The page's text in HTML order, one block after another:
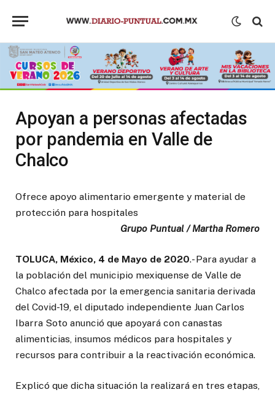
Apoyan a personas afectadas
por pandemia en Valle de
Chalco
Ofrece apoyo alimentario emergente y material de
protección para hospitales
Grupo Puntual / Martha Romero
TOLUCA, México, 4 de Mayo de 2020.- Para ayudar a
la población del municipio mexiquense de Valle de
Chalco afectada por la emergencia sanitaria derivada
del Covid-19, el diputado independiente Juan Carlos
Ibarra Soto anunció que apoyará con canastas
alimenticias, insumos médicos para hospitales y
recursos para contribuir a la reactivación económica.
Explicó que dicha situación la realizará en tres etapas,